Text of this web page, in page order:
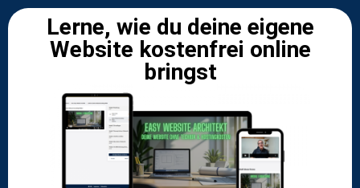
Lerne, wie du deine eigene
Website kostenfrei online
bringst